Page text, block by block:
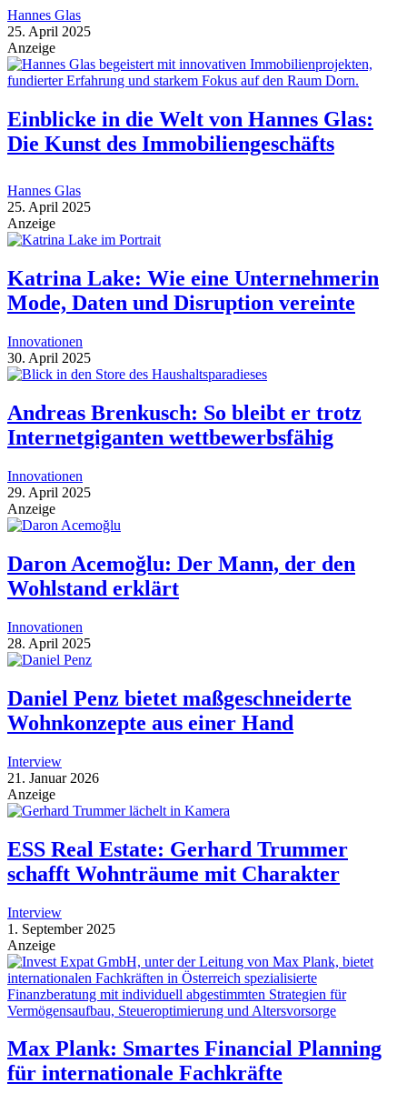
Hannes Glas
25. April 2025
Anzeige
Einblicke in die Welt von Hannes Glas:
Die Kunst des Immobiliengeschäfts
Hannes Glas
25. April 2025
Anzeige
Katrina Lake: Wie eine Unternehmerin
Mode, Daten und Disruption vereinte
Innovationen
30. April 2025
Andreas Brenkusch: So bleibt er trotz
Internetgiganten wettbewerbsfähig
Innovationen
29. April 2025
Anzeige
Daron Acemoğlu: Der Mann, der den
Wohlstand erklärt
Innovationen
28. April 2025
Daniel Penz bietet maßgeschneiderte
Wohnkonzepte aus einer Hand
Interview
21. Januar 2026
Anzeige
ESS Real Estate: Gerhard Trummer
schafft Wohnträume mit Charakter
Interview
1. September 2025
Anzeige
Max Plank: Smartes Financial Planning
für internationale Fachkräfte